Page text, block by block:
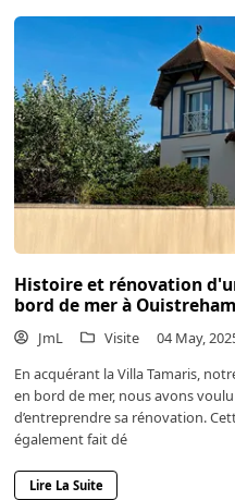
Histoire et rénovation
bord de mer à
JmL Visite
04 May,
En acquérant la Villa Tamaris,
en bord de mer, nous avons
d’entreprendre sa rénovation.
également fait dé
Lire La Suite